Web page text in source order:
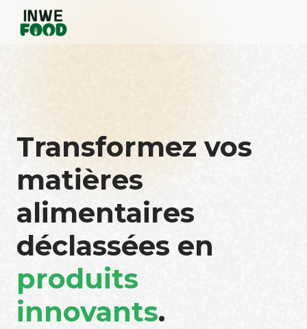
Transformez vos
matières
alimentaires
déclassées en
produits
innovants.